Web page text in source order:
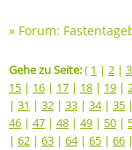
» Forum:
Gehe zu Seite:( 1 | 2 | 3
15 | 16 | 17 | 18 | 19 |
| 31 | 32 | 33 | 34| 35 |
46 | 47 | 48 | 49 | 50 |
| 62 | 63 | 64| 65 | 66 |